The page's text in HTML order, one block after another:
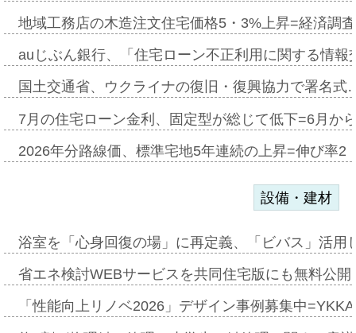
地域工務店の木造注文住宅価格5・3%上昇=経済調
auじぶん銀行、「住宅ローン不正利用に関する情
国土交通省、ウクライナの復旧・復興協力で署名
7月の住宅ローン金利、固定型が総じて低下=6月か
2026年分路線価、標準宅地5年連続の上昇=伸び率
設備・建材
浴室を「心身回復の場」に再定義、「ビバス」活
省エネ検討WEBサービスを共同住宅版にも無料公
「性能向上リノベ2026」デザイン事例募集中